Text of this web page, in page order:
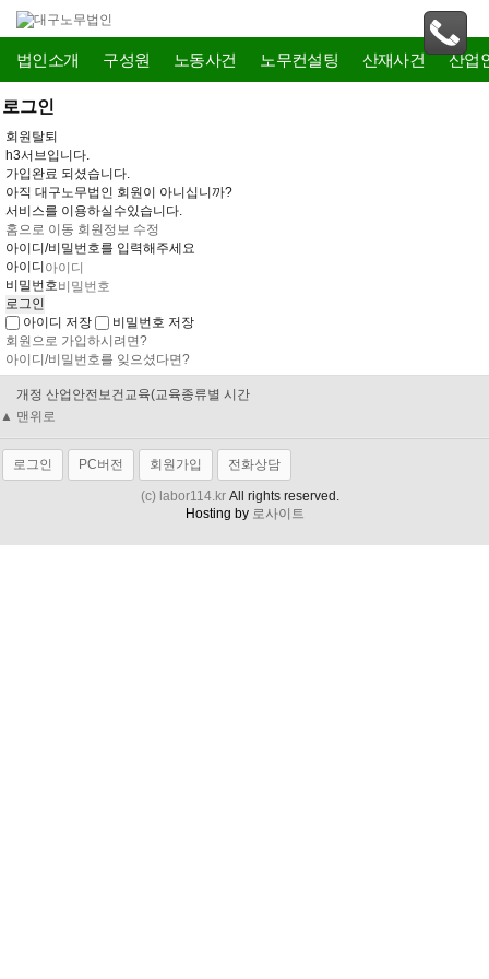
법인소개 구성원 노동사건 노무컨설팅 산재사건 산업
로그인
회원탈퇴
h3서브입니다.
가입완료 되셨습니다.
아직 대구노무법인 회원이 아니십니까?
서비스를 이용하실수있습니다.
홈으로 이동 회원정보 수정
아이디/비밀번호를 입력해주세요
아이디
비밀번호
아이디 저장
비밀번호 저장
회원으로 가입하시려면?
아이디/비밀번호를 잊으셨다면?
표준 취업규칙(2026.02.13. 배포)
개정 산업안전보건교육(교육종류별 시간
채용절차법 조항별 Q&A(2023.09.25)
표준 취업규칙(2019. 10. 24. 배포)
▲ 맨위로
로그인 PC버전 회원가입 전화상담
(c) labor114.kr All rights reserved.
Hosting by 로사이트